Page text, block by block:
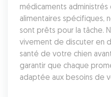
médicaments
alimentaires spécifiques,
sont prêts pour la tâche.
vivement de discuter en
santé de votre chien
garantir que chaque
adaptée aux besoins de